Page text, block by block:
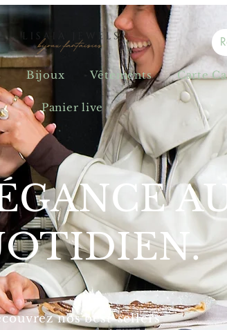
Bijoux Vêtements Carte
Panier live
nos best-sellers